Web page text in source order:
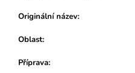
Originální název:
Oblast:
Příprava: